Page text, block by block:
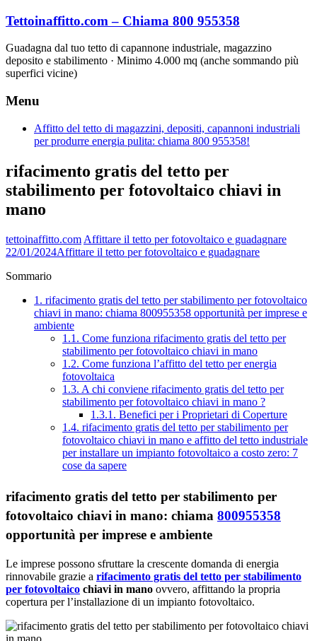
Vai
contenuto
Tettoinaffitto.com – Chiama 800 955358
Guadagna dal tuo tetto di capannone industriale, magazzino
deposito e stabilimento · Minimo 4.000 mq (anche sommando più
superfici vicine)
Menu
Affitto del tetto di magazzini, depositi, capannoni industriali
per produrre energia pulita: chiama 800 955358!
rifacimento gratis del tetto per
stabilimento per fotovoltaico chiavi in
mano
tettoinaffitto.com Affittare il tetto per fotovoltaico e guadagnare
22/01/2024Affittare il tetto per fotovoltaico e guadagnare
Sommario
1. rifacimento gratis del tetto per stabilimento per fotovoltaico
chiavi in mano: chiama 800955358 opportunità per imprese e
ambiente
1.1. Come funziona rifacimento gratis del tetto per
stabilimento per fotovoltaico chiavi in mano
1.2. Come funziona l’affitto del tetto per energia
fotovoltaica
1.3. A chi conviene rifacimento gratis del tetto per
stabilimento per fotovoltaico chiavi in mano ?
1.3.1. Benefici per i Proprietari di Coperture
1.4. rifacimento gratis del tetto per stabilimento per
fotovoltaico chiavi in mano e affitto del tetto industriale
per installare un impianto fotovoltaico a costo zero: 7
cose da sapere
rifacimento gratis del tetto per stabilimento per
fotovoltaico chiavi in mano: chiama 800955358
opportunità per imprese e ambiente
Le imprese possono sfruttare la crescente domanda di energia
rinnovabile grazie a rifacimento gratis del tetto per stabilimento
per fotovoltaico chiavi in mano ovvero, affittando la propria
copertura per l’installazione di un impianto fotovoltaico.